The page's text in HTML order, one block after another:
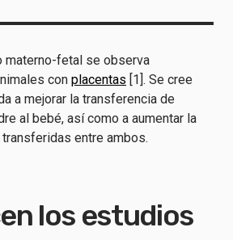
materno-fetal se observa
con placentas [1]. Se cree
a mejorar la transferencia de
al bebé, así como a aumentar la
entre ambos.
los estudios